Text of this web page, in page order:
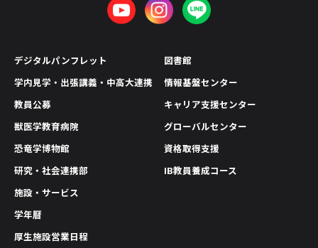
デジタルパンフレット
学内見学・出張講義・中高大連携
教員公募
獣医学教育病院
恐竜学博物館
研究・社会連携部
図書館
情報基盤センター
キャリア支援センター
グローバルセンター
資格取得支援
IB教員養成コース
施設・サービス
学年暦
厚生施設営業日程